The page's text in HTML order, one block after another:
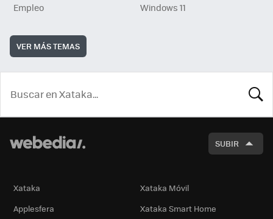
Empleo
Windows 11
VER MÁS TEMAS
SUBIR
Xataka
Xataka Móvil
Applesfera
Xataka Smart Home